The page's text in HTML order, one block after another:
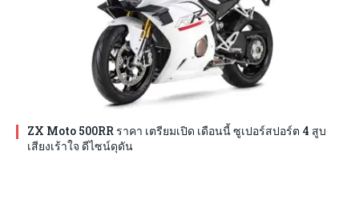
ZX Moto 500RR ราคา เตรียมเปิด เดือนนี้ ซูเปอร์สปอร์ต 4 สูบ
เสียงเร้าใจ ดีไซน์ดุดัน